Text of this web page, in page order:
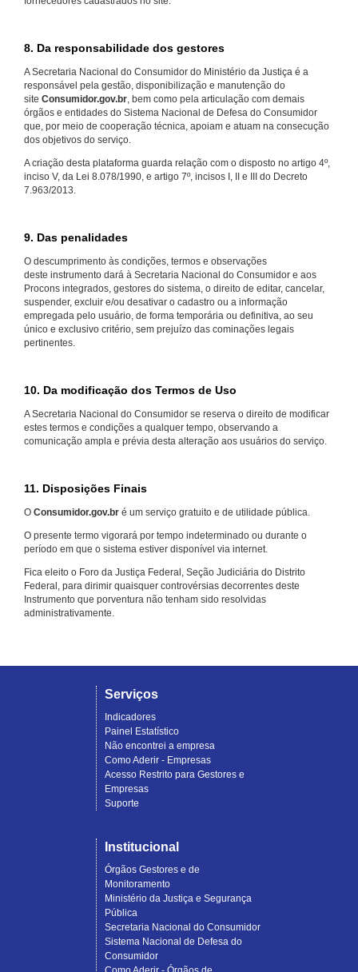
8. Da responsabilidade dos gestores
A Secretaria Nacional do Consumidor do Ministério da Justiça é a
responsável pela gestão, disponibilização e manutenção do
site Consumidor.gov.br, bem como pela articulação com demais
órgãos e entidades do Sistema Nacional de Defesa do Consumidor
que, por meio de cooperação técnica, apoiam e atuam na consecução
dos objetivos do serviço.
A criação desta plataforma guarda relação com o disposto no artigo 4º,
inciso V, da Lei 8.078/1990, e artigo 7º, incisos I, II e III do Decreto
7.963/2013.
9. Das penalidades
O descumprimento às condições, termos e observações
deste instrumento dará à Secretaria Nacional do Consumidor e aos
Procons integrados, gestores do sistema, o direito de editar, cancelar,
suspender, excluir e/ou desativar o cadastro ou a informação
empregada pelo usuário, de forma temporária ou definitiva, ao seu
único e exclusivo critério, sem prejuízo das cominações legais
pertinentes.
10. Da modificação dos Termos de Uso
A Secretaria Nacional do Consumidor se reserva o direito de modificar
estes termos e condições a qualquer tempo, observando a
comunicação ampla e prévia desta alteração aos usuários do serviço.
11. Disposições Finais
O Consumidor.gov.br é um serviço gratuito e de utilidade pública.
O presente termo vigorará por tempo indeterminado ou durante o
período em que o sistema estiver disponível via internet.
Fica eleito o Foro da Justiça Federal, Seção Judiciária do Distrito
Federal, para dirimir quaisquer controvérsias decorrentes deste
Instrumento que porventura não tenham sido resolvidas
administrativamente.
Serviços
Indicadores
Painel Estatístico
Não encontrei a empresa
Como Aderir - Empresas
Acesso Restrito para Gestores e
Empresas
Suporte
Institucional
Órgãos Gestores e de
Monitoramento
Ministério da Justiça e Segurança
Pública
Secretaria Nacional do Consumidor
Sistema Nacional de Defesa do
Consumidor